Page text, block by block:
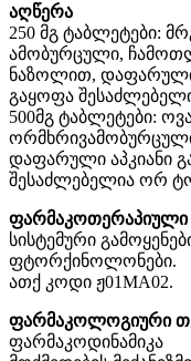
აღწერა
250 მგ ტაბლეტები:
ამობურცული,
ნაზოლით, დაფარული
გაყოფა
500მგ ტაბლეტები:
დაფარული აპკიანი
შესაძლებელია ორ
ფარმაკოთერაპიული
სისტემური
ფტორქინოლონები.
ათქ კოდი ჟ01MA02.
ფარმაკოლოგიური
ფარმაკოდინამიკა